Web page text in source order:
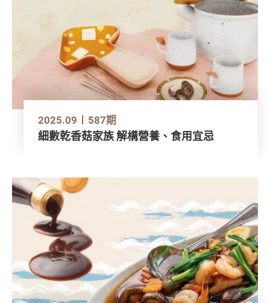
2025.09 587期
細數乾香菇家族 解構營養、食用宜忌